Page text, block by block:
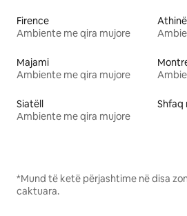
Firence
Ambiente me qira mujore
Athinë
Majami
Ambiente me qira mujore
Siatëll
Ambiente me qira mujore
Shfaq
*Mund të ketë përjashtime në disa
caktuara.